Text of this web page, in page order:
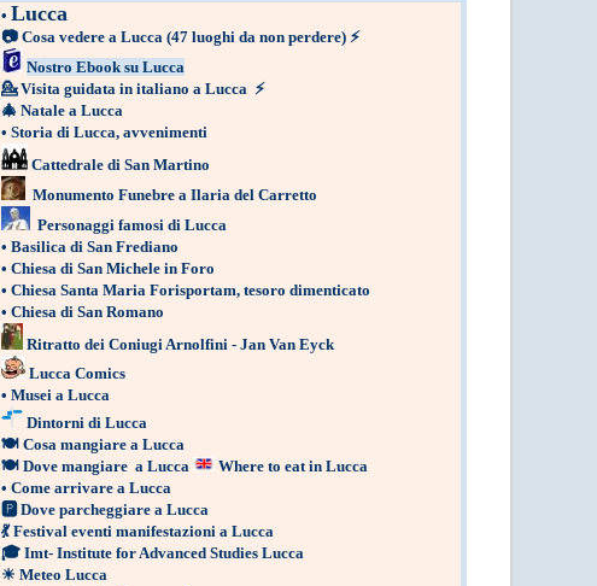
• Lucca
📷 Cosa vedere a Lucca (47 luoghi da non perdere) ⚡
Nostro Ebook su Lucca
💁 Visita guidata in italiano a Lucca ⚡
🎄 Natale a Lucca
• Storia di Lucca, avvenimenti
Cattedrale di San Martino
Monumento Funebre a Ilaria del Carretto
Personaggi famosi di Lucca
• Basilica di San Frediano
• Chiesa di San Michele in Foro
• Chiesa Santa Maria Forisportam, tesoro dimenticato
• Chiesa di San Romano
Ritratto dei Coniugi Arnolfini - Jan Van Eyck
Lucca Comics
• Musei a Lucca
Dintorni di Lucca
🍽 Cosa mangiare a Lucca
🍽 Dove mangiare a Lucca
Where to eat in Lucca
• Come arrivare a Lucca
🅿 Dove parcheggiare a Lucca
💃 Festival eventi manifestazioni a Lucca
🎓 Imt- Institute for Advanced Studies Lucca
☀ Meteo Lucca